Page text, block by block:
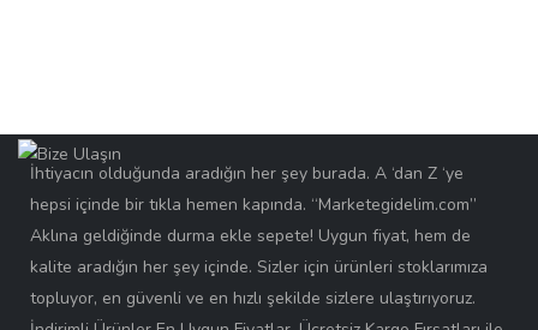
İhtiyacın olduğunda aradığın her şey burada. A ‘dan Z ‘ye
hepsi içinde bir tıkla hemen kapında. “Marketegidelim.com”
Aklına geldiğinde durma ekle sepete! Uygun fiyat, hem de
kalite aradığın her şey içinde. Sizler için ürünleri stoklarımıza
topluyor, en güvenli ve en hızlı şekilde sizlere ulaştırıyoruz.